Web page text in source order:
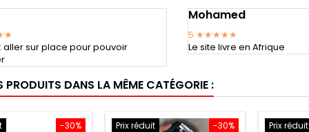
aller sur place pour pouvoir
Mohamed
5 ★★★★★
Le site livre en Afrique
PRODUITS DANS LA MÊME CATÉGORIE :
-30% -30%
Prix réduit Prix réduit